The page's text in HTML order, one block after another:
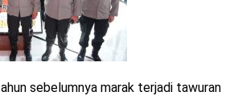
sebelumnya marak terjadi tawuran